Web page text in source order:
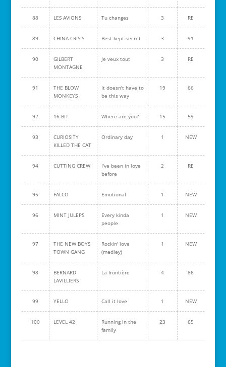
88 LES AVIONS Tu changes 3 RE
89 CHINA CRISIS Best kept secret 3 91
90
GILBERT
MONTAGNE
Je veux tout 3 RE
91
THE BLOW
MONKEYS
It doesn't have to
be this way
19 66
92 16 BIT Where are you? 15 59
93
CURIOSITY
KILLED THE CAT
Ordinary day 1 NEW
94 CUTTING CREW
I've been in love
before
2 RE
95 FALCO Emotional 1 NEW
96 MINT JULEPS
Every kinda
people
1 NEW
97
THE NEW BOYS
TOWN GANG
Rockin' love
(medley)
1 NEW
98
BERNARD
LAVILLIERS
La frontière 4 86
99 YELLO Call it love 1 NEW
100 LEVEL 42
Running in the
family
23 65